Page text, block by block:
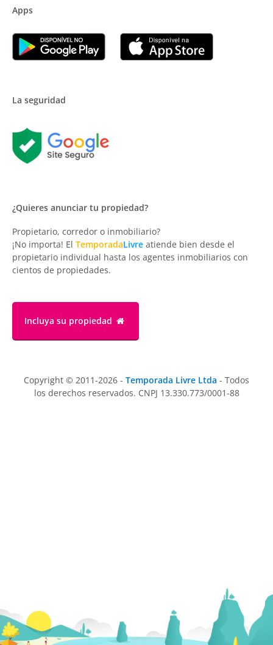
Apps
La seguridad
¿Quieres anunciar tu propiedad?
Propietario, corredor o inmobiliario?
¡No importa! El TemporadaLivre atiende bien desde el
propietario individual hasta los agentes inmobiliarios con
cientos de propiedades.
Incluya su propiedad
Copyright © 2011-2026 - Temporada Livre Ltda - Todos
los derechos reservados. CNPJ 13.330.773/0001-88